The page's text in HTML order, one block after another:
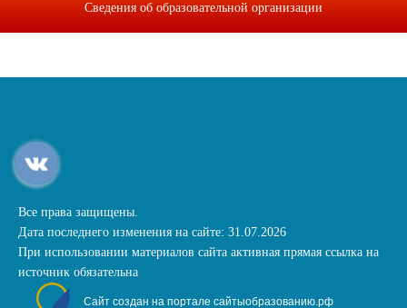
Сведения об образовательной организации
Все права защищены.
Дата последнего изменения на сайте: 31.07.2026
При использовании материалов сайта активная прямая ссылка на
источник обязательна
Сайт создан на портале сайтыобразованию.рф